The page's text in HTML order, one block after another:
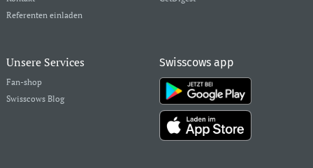
Referenten einladen
Unsere Services
Fan-shop
Swisscows Blog
Swisscows app